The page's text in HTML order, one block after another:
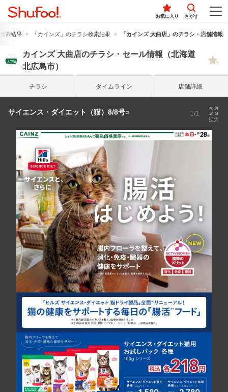
お気に入り さがす
索結果 「カインズ」のチラシ検索結果 「カインズ 大曲店」のチラシ・店舗情報
カインズ 大曲店のチラシ・セール情報（北海道
北広島市）
チラシ タイム ライン 店舗詳細
サイエンス・ダイエット（猫）8/8号○ 1/1
拡大